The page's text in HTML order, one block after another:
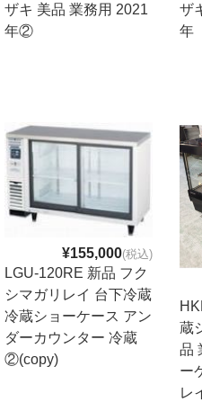
ザキ 美品 業務用 2021
年②
ザ
年
¥155,000(税込)
LGU-120RE 新品 フク
シマガリレイ 台下冷蔵
冷蔵ショーケース アン
ダーカウンター 冷蔵
②(copy)
蔵
品
ー
レ